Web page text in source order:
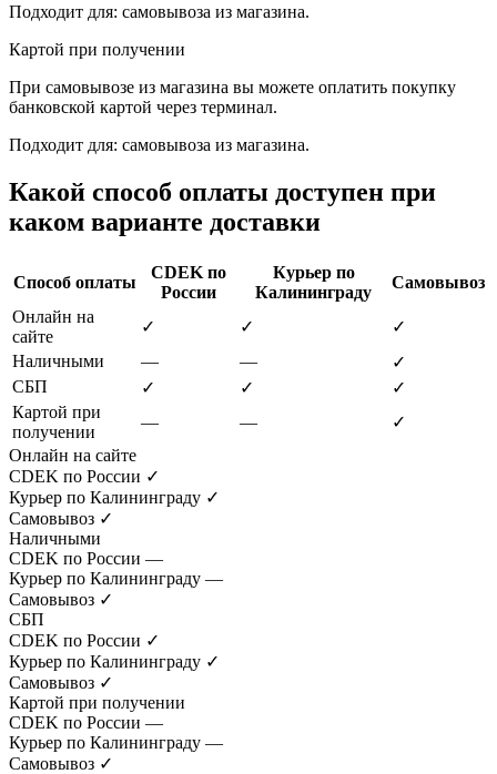
Подходит для: самовывоза из магазина.
Картой при получении
При самовывозе из магазина вы можете оплатить покупку
банковской картой через терминал.
Подходит для: самовывоза из магазина.
Какой способ оплаты доступен при
каком варианте доставки
Способ оплаты
CDEK по
России
Курьер по
Калининграду
Самовывоз
Онлайн на
сайте
✓ ✓
✓
Наличными
— —
✓
СБП
✓ ✓
✓
Картой при
получении
— —
✓
Онлайн на сайте
CDEK по России ✓
Курьер по Калининграду ✓
Самовывоз ✓
Наличными
CDEK по России —
Курьер по Калининграду —
Самовывоз ✓
СБП
CDEK по России ✓
Курьер по Калининграду ✓
Самовывоз ✓
Картой при получении
CDEK по России —
Курьер по Калининграду —
Самовывоз ✓